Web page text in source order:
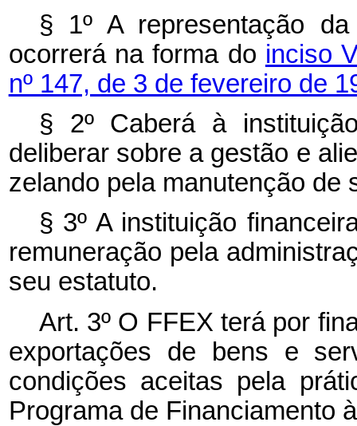
§ 1º A representação
ocorrerá na forma do inciso
nº 147, de 3 de fevereiro de
§ 2º Caberá à
deliberar sobre a gestão e
zelando pela manutenção de
§ 3º A instituição
remuneração pela
seu estatuto.
Art. 3º O FFEX terá por
exportações de bens e
condições aceitas pela
Programa de Financiamento